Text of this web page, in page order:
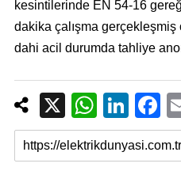
kesintilerinde EN 54-16
dakika çalışma
dahi acil durumda tahliye
X
W
h
at
Li
n
k
F
a
c